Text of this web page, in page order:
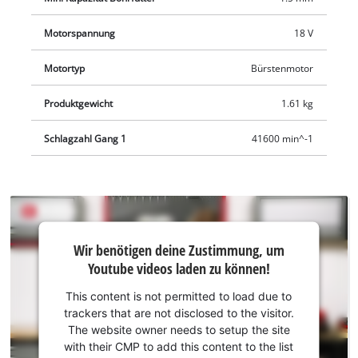
Motorspannung 18 V
Motortyp Bürstenmotor
Produktgewicht 1.61 kg
Schlagzahl Gang 1 41600 min^-1
Wir
benötigen
Zustimmung,
um Youtube
laden zu
können!
Wir benötigen deine Zustimmung, um
Youtube videos laden zu können!
This content is not permitted to load due to
trackers that are not disclosed to the visitor.
The website owner needs to setup the site
with their CMP to add this content to the list